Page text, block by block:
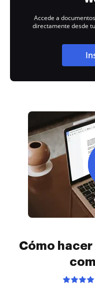
Accede a
directamente desde
Cómo